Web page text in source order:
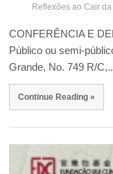
Reflexões ao Cair da
CONFERÊNCIA E
Público ou semi-
Grande, No. 749 R/
Continue Reading »